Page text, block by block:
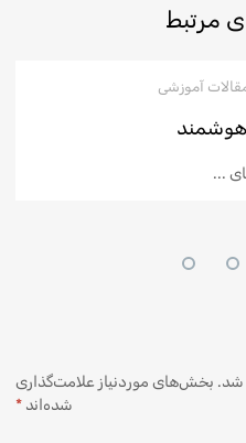
مرتبط
آموزشی
هوشمند
...
شد. بخش‌های موردنیاز علامت‌گذاری
شده‌اند *